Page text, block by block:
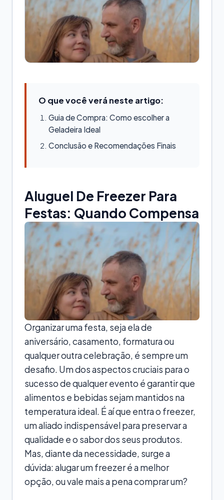
O que você verá neste artigo:
Guia de Compra: Como escolher a
Geladeira Ideal
Conclusão e Recomendações Finais
Aluguel De Freezer Para
Festas: Quando Compensa
Organizar uma festa, seja ela de
aniversário, casamento, formatura ou
qualquer outra celebração, é sempre um
desafio. Um dos aspectos cruciais para o
sucesso de qualquer evento é garantir que
alimentos e bebidas sejam mantidos na
temperatura ideal. É aí que entra o freezer,
um aliado indispensável para preservar a
qualidade e o sabor dos seus produtos.
Mas, diante da necessidade, surge a
dúvida: alugar um freezer é a melhor
opção, ou vale mais a pena comprar um?